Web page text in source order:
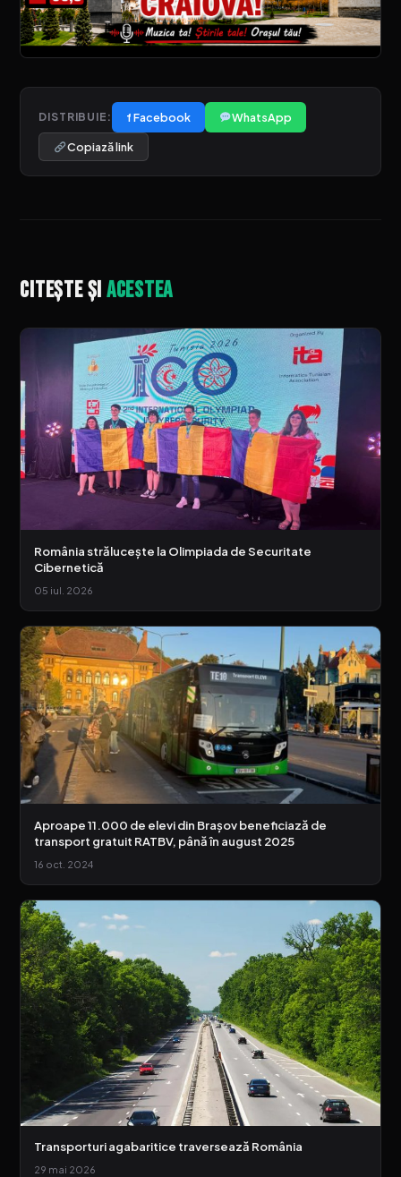
DISTRIBUIE: f Facebook WhatsApp
Copiază link
Citește șiacestea
România strălucește la Olimpiada de Securitate
Cibernetică
05 iul. 2026
Aproape 11.000 de elevi din Brașov beneficiază de
transport gratuit RATBV, până în august 2025
16 oct. 2024
Transporturi agabaritice traversează România
29 mai 2026